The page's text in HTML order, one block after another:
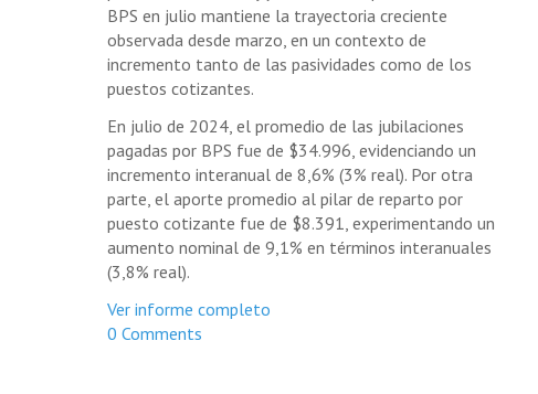
BPS en julio mantiene la trayectoria creciente
observada desde marzo, en un contexto de
incremento tanto de las pasividades como de los
puestos cotizantes.
En julio de 2024, el promedio de las jubilaciones
pagadas por BPS fue de $34.996, evidenciando un
incremento interanual de 8,6% (3% real). Por otra
parte, el aporte promedio al pilar de reparto por
puesto cotizante fue de $8.391, experimentando un
aumento nominal de 9,1% en términos interanuales
(3,8% real).
Ver informe completo
0 Comments